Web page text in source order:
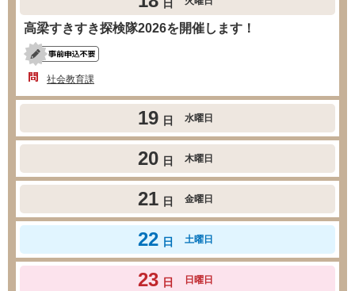
日
高梁すきすき探検隊2026を開催します！
社会教育課
19 日 水曜日
20 日 木曜日
21 日 金曜日
22 日 土曜日
23 日 日曜日